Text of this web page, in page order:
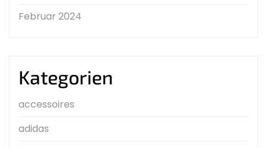
Februar 2024
Kategorien
accessoires
adidas